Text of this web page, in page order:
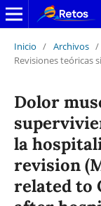
Inicio / Archivos /
Revisiones teóricas
Dolor
la
revision
related to